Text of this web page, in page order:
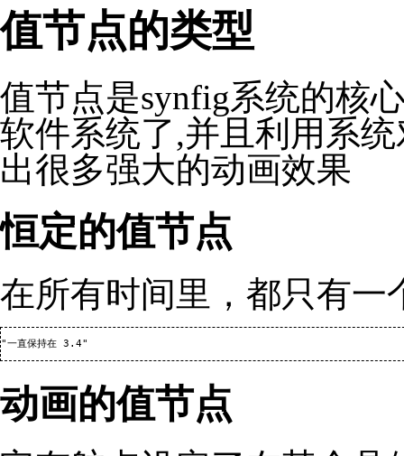
值节点的类型
值节点是synfig系统的核
软件系统了,并且利用系
出很多强大的动画效果
恒定的值节点
在所有时间里，都只有一
动画的值节点